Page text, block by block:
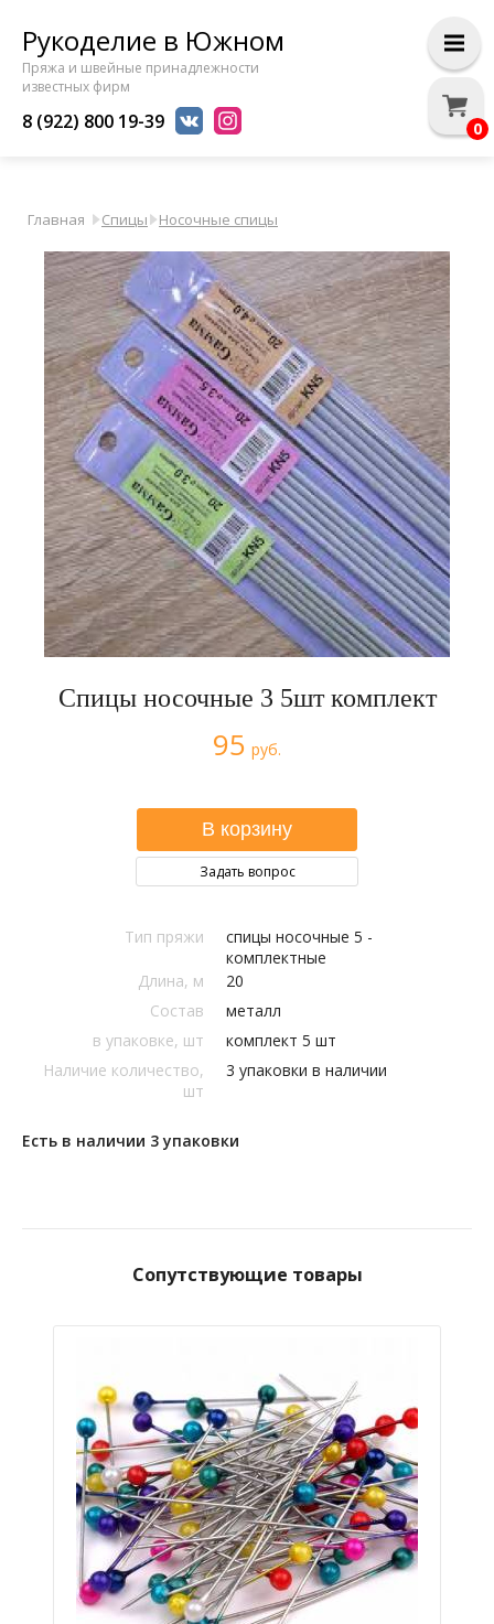
Рукоделие в Южном
Пряжа и швейные принадлежности
известных фирм
8 (922) 800 19-39
Главная Спицы Носочные спицы
Спицы носочные 3 5шт комплект
95 руб.
Задать вопрос
Тип пряжи
спицы носочные 5 -
комплектные
Длина, м
20
Состав
металл
в упаковке, шт
комплект 5 шт
Наличие количество,
шт
3 упаковки в наличии
Есть в наличии 3 упаковки
Сопутствующие товары
0